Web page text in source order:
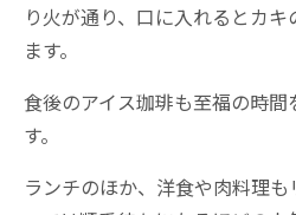
り火が通り、口に入れるとカ
ます。
食後のアイス珈琲も至福の時
す。
ランチのほか、洋食や肉料理